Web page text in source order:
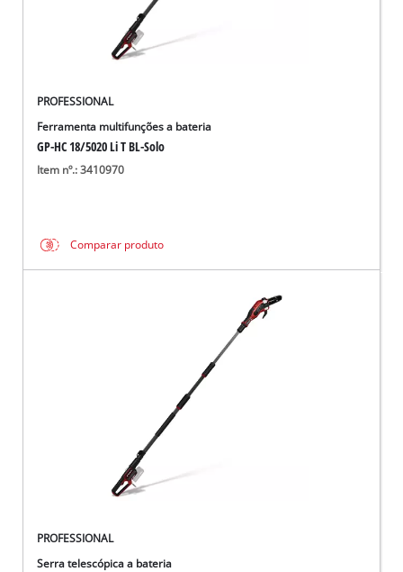
PROFESSIONAL
Ferramenta multifunções a bateria
GP-HC 18/5020 Li T BL-Solo
Item nº.: 3410970
Comparar produto
PROFESSIONAL
Serra telescópica a bateria